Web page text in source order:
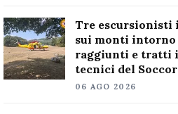
Tre escursionisti
sui monti intorno
raggiunti e tratti
tecnici del
06 AGO 2026